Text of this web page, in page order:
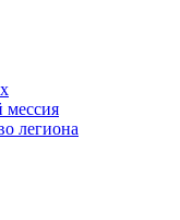
мессия
легиона